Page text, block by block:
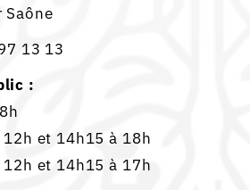
Saône
13 13
:
et 14h15 à 18h
et 14h15 à 17h